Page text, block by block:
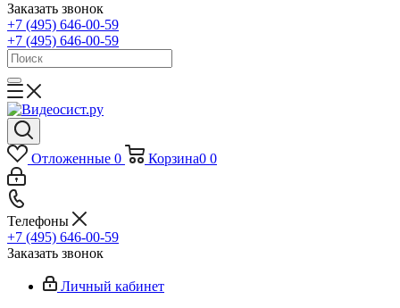
Заказать звонок
+7 (495) 646-00-59
+7 (495) 646-00-59
Отложенные 0 Корзина0 0
Телефоны
+7 (495) 646-00-59
Заказать звонок
Личный кабинет